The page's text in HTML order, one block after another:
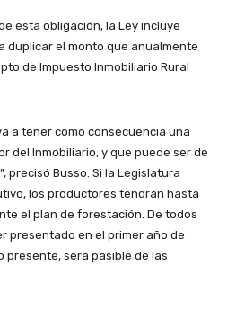
esta obligación, la Ley incluye
duplicar el monto que anualmente
de Impuesto Inmobiliario Rural
a tener como consecuencia una
del Inmobiliario, y que puede ser de
precisó Busso. Si la Legislatura
los productores tendrán hasta
el plan de forestación. De todos
presentado en el primer año de
presente, será pasible de las